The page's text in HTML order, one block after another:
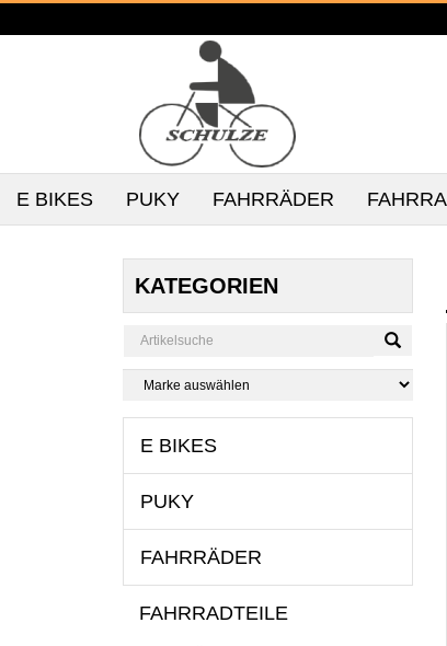
E BIKES PUKY FAHRRÄDER
KATEGORIEN
E BIKES
PUKY
FAHRRÄDER
FAHRRADTEILE